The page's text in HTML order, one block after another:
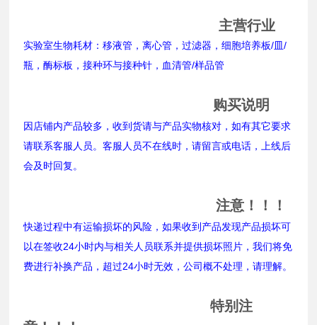
主营行业
实验室生物耗材：移液管，离心管，过滤器，细胞培养板/皿/
瓶，酶标板，接种环与接种针，血清管/样品管
购买说明
因店铺内产品较多，收到货请与产品实物核对，如有其它要求
请联系客服人员。客服人员不在线时，请留言或电话，上线后
会及时回复。
注意！！！
快递过程中有运输损坏的风险，如果收到产品发现产品损坏可
以在签收24小时内与相关人员联系并提供损坏照片，我们将免
费进行补换产品，超过24小时无效，公司概不处理，请理解。
特别注